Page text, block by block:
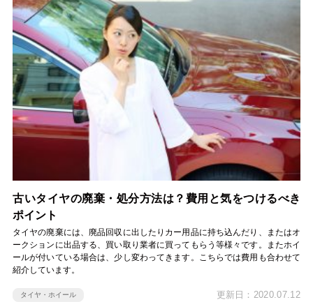
古いタイヤの廃棄・処分方法は？費用と気をつけるべき
ポイント
タイヤの廃棄には、廃品回収に出したりカー用品に持ち込んだり、またはオ
ークションに出品する、買い取り業者に買ってもらう等様々です。またホイ
ールが付いている場合は、少し変わってきます。こちらでは費用も合わせて
紹介しています。
タイヤ・ホイール 更新日：2020.07.12